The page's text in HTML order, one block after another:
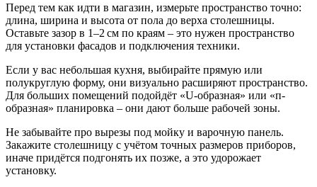
Перед тем как идти в магазин, измерьте пространство точно:
длина, ширина и высота от пола до верха столешницы.
Оставьте зазор в 1–2 см по краям – это нужен пространство
для установки фасадов и подключения техники.
Если у вас небольшая кухня, выбирайте прямую или
полукруглую форму, они визуально расширяют пространство.
Для больших помещений подойдёт «U‑образная» или «п-
образная» планировка – они дают больше рабочей зоны.
Не забывайте про вырезы под мойку и варочную панель.
Закажите столешницу с учётом точных размеров приборов,
иначе придётся подгонять их позже, а это удорожает
установку.